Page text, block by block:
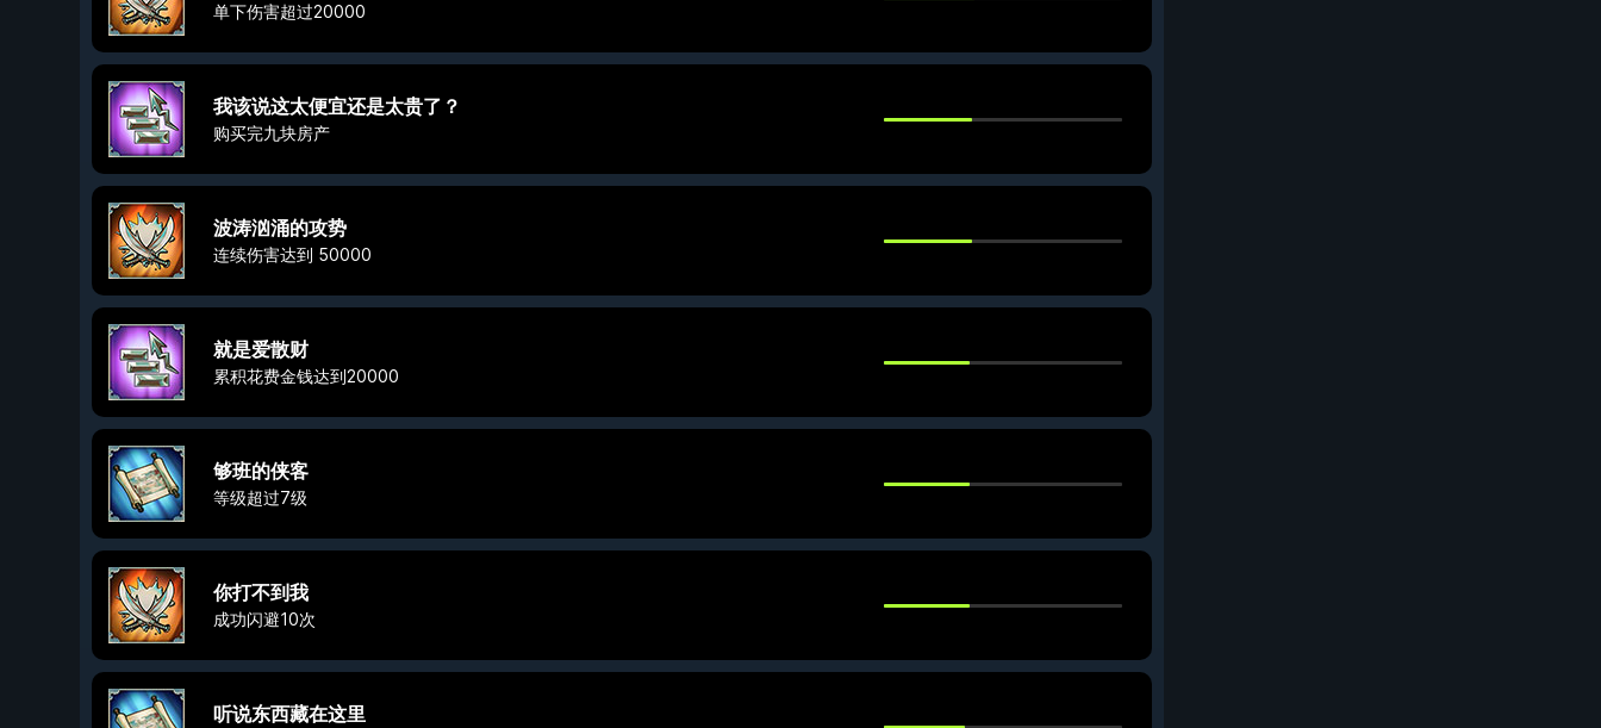
单下伤害超过20000
我该说这太便宜还是太贵了？
购买完九块房产
波涛汹涌的攻势
连续伤害达到 50000
就是爱散财
累积花费金钱达到20000
够班的侠客
等级超过7级
你打不到我
成功闪避10次
听说东西藏在这里